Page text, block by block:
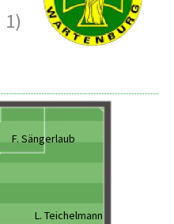
1)
F. Sängerlaub
L. Teichelmann